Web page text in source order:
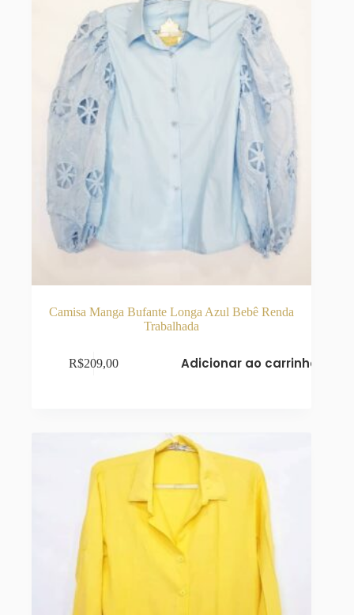
Camisa Manga Bufante Longa Azul Bebê Renda
Trabalhada
R$209,00 Adicionar ao carrinho